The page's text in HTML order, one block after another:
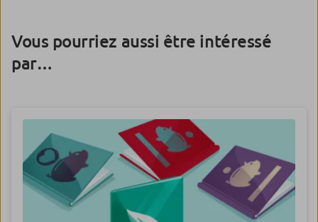
Vous pourriez aussi être intéressé
par…